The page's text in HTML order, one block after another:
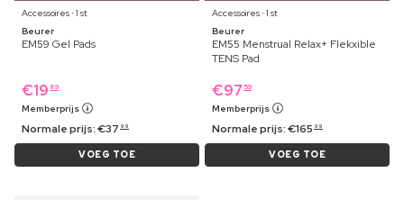
Accessoires ⋅ 1 st
Beurer
EM59 Gel Pads
€19 89
Memberprijs
Normale prijs:€37 99
VOEG TOE
Accessoires ⋅ 1 st
Beurer
EM55 Menstrual Relax+ Flekxible
TENS Pad
€97 59
Memberprijs
Normale prijs:€165 99
VOEG TOE